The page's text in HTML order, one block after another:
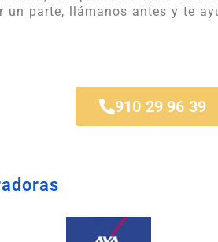
parte, llámanos antes y te
910 29 96 39